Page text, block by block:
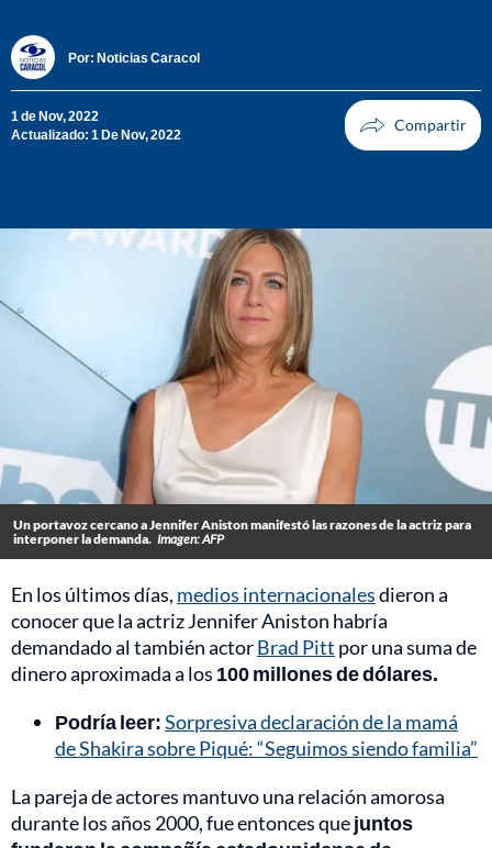
Por: Noticias Caracol
1 de Nov, 2022
Actualizado: 1 De Nov, 2022
Un portavoz cercano a Jennifer Aniston manifestó las razones de la actriz para
interponer la demanda. Imagen: AFP
En los últimos días, medios internacionalesdieron a
conocer que la actriz Jennifer Aniston habría
demandado al también actorBrad Pitt por una suma de
dinero aproximada a los 100 millones de dólares.
Podría leer:Sorpresiva declaración de la mamá
de Shakira sobre Piqué: “Seguimos siendo familia”
La pareja de actores mantuvo una relación amorosa
durante los años 2000, fue entonces quejuntos